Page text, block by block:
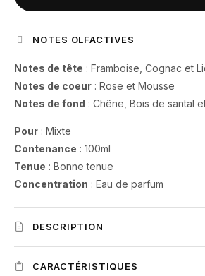
NOTES OLFACTIVES
Notes de tête : Framboise, Cognac et
Notes de coeur : Rose et Mousse
Notes de fond : Chêne, Bois de santal
Pour : Mixte
Contenance : 100ml
Tenue : Bonne tenue
Concentration : Eau de parfum
DESCRIPTION
Avenue, une fragrance élégante et
CARACTÉRISTIQUES